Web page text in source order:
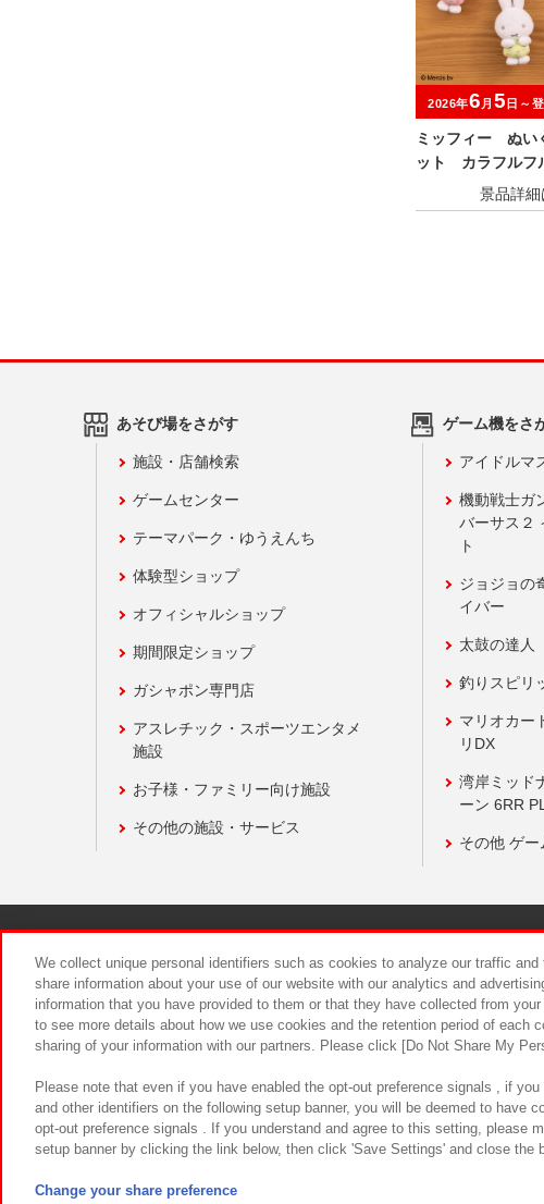
ミッフィー ぬい
ット カラフルフ
2026年6 月 5 日～
あそび場をさがす
施設・店舗検索
ゲームセンター
テーマパーク・ゆうえんち
体験型ショップ
オフィシャルショップ
期間限定ショップ
ガシャポン専門店
アスレチック・スポーツエンタメ
施設
お子様・ファミリー向け施設
その他の施設・サービス
ゲーム機をさ
アイドルマ
機動戦士ガ
バーサス２
ト
ジョジョの
イバー
太鼓の達人
釣りスピリ
マリオカー
リDX
湾岸ミッド
ーン 6RR
その他 ゲー
食品のご提供につ
We collect unique personal identifiers such as cookies to analyze our traffic
share information about your use of our website with our analytics and
information that you have provided to them or that they have collected from
to see more details about how we use cookies and the retention period of each
sharing of your information with our partners. Please click [Do Not Share My
Please note that even if you have enabled the opt-out preference signals , if
and other identifiers on the following setup banner, you will be deemed to have
opt-out preference signals . If you understand and agree to this setting, please
setup banner by clicking the link below, then click 'Save Settings' and close the
Change your share preference